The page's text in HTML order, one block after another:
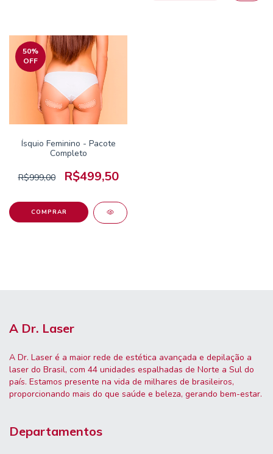
50%
OFF
Ísquio Feminino - Pacote
Completo
R$999,00 R$499,50
A Dr. Laser
A Dr. Laser é a maior rede de estética avançada e depilação a
laser do Brasil, com 44 unidades espalhadas de Norte a Sul do
país. Estamos presente na vida de milhares de brasileiros,
proporcionando mais do que saúde e beleza, gerando bem-estar.
Departamentos